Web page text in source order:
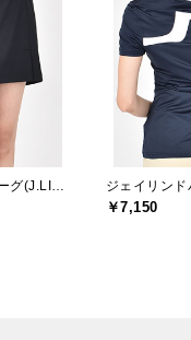
￥7,150